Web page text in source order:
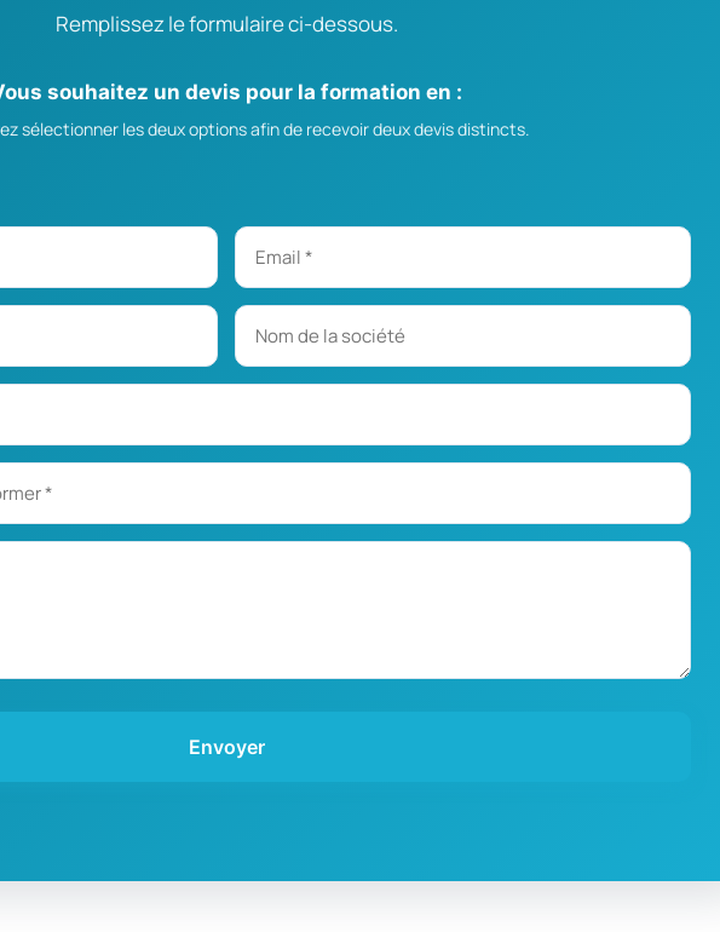
Remplissez le formulaire ci-dessous.
souhaitez un devis pour la formation en :
sélectionner les deux options afin de recevoir deux devis distincts.
Envoyer